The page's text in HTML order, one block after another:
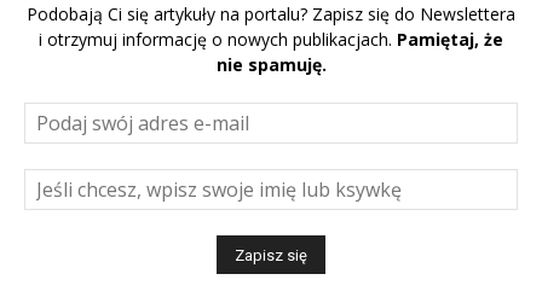
Podobają Ci się artykuły na portalu? Zapisz się do Newslettera
i otrzymuj informację o nowych publikacjach. Pamiętaj, że
nie spamuję.